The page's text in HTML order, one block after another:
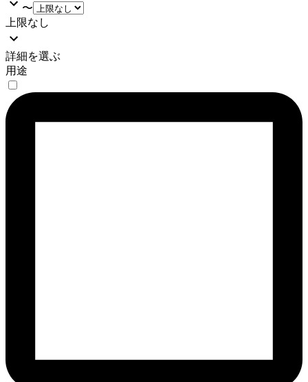
〜
上限なし
詳細を選ぶ
用途